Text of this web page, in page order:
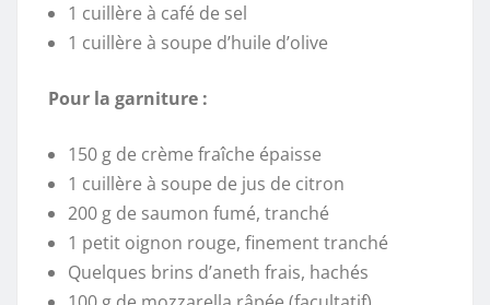
1 cuillère à café de sel
1 cuillère à soupe d’huile d’olive
Pour la garniture :
150 g de crème fraîche épaisse
1 cuillère à soupe de jus de citron
200 g de saumon fumé, tranché
1 petit oignon rouge, finement tranché
Quelques brins d’aneth frais, hachés